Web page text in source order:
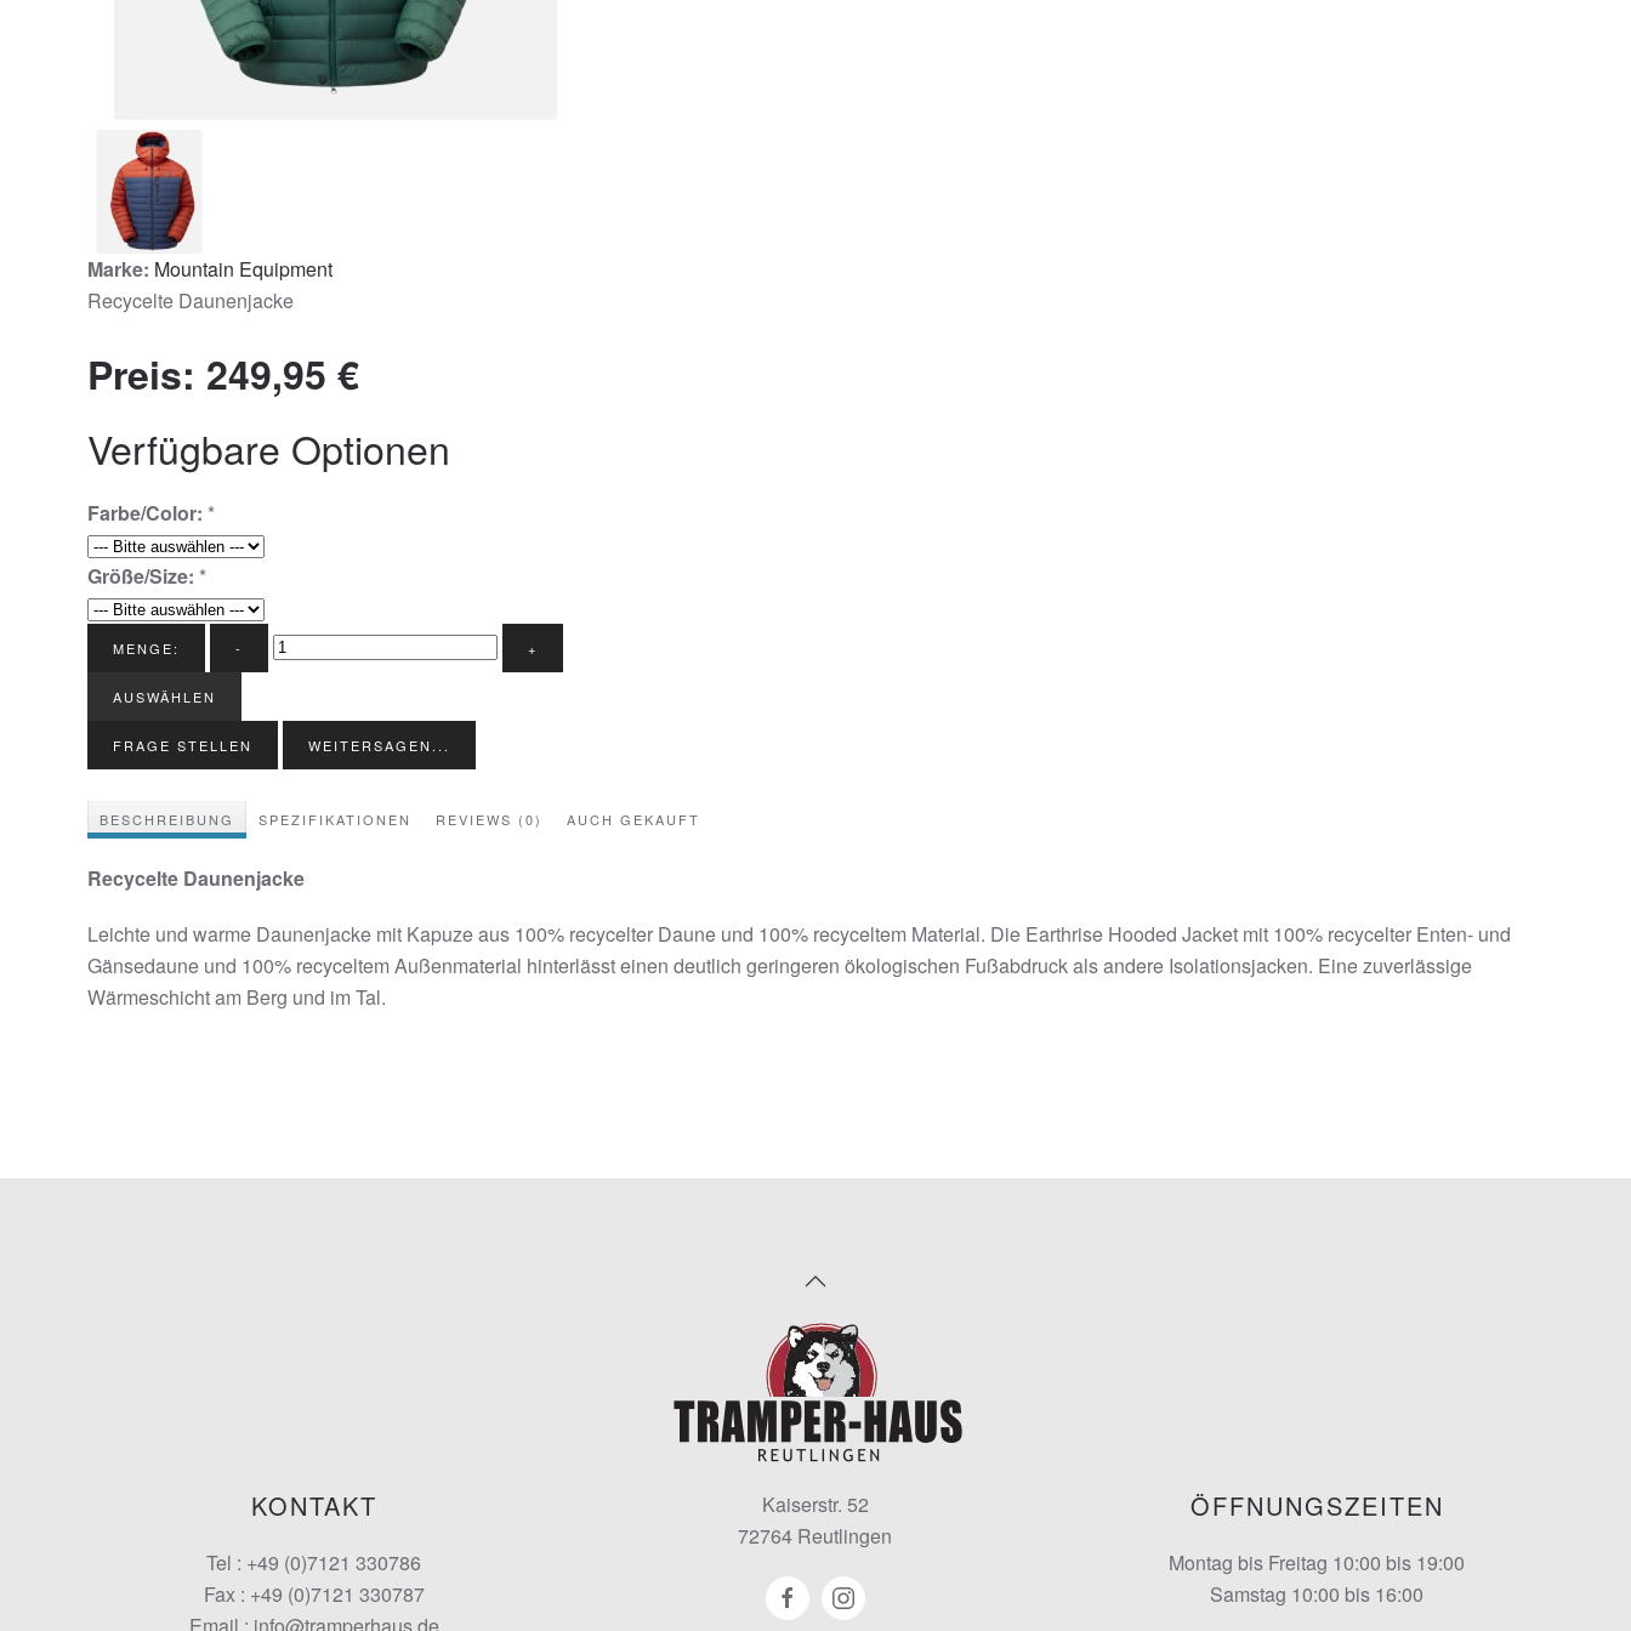
Marke: Mountain Equipment
Recycelte Daunenjacke
Preis: 249,95 €
Verfügbare Optionen
Farbe/Color: *
Größe/Size: *
MENGE: - +
AUSWÄHLEN
FRAGE STELLEN WEITERSAGEN...
BESCHREIBUNG SPEZIFIKATIONEN REVIEWS (0) AUCH GEKAUFT
Recycelte Daunenjacke
Leichte und warme Daunenjacke mit Kapuze aus 100% recycelter Daune und 100% recyceltem Material. Die Earthrise Hooded Jacket mit 100% recycelter Enten- und
Gänsedaune und 100% recyceltem Außenmaterial hinterlässt einen deutlich geringeren ökologischen Fußabdruck als andere Isolationsjacken. Eine zuverlässige
Wärmeschicht am Berg und im Tal.
KONTAKT
Tel : +49 (0)7121 330786
Fax : +49 (0)7121 330787
Kaiserstr. 52
72764 Reutlingen
ÖFFNUNGSZEITEN
Montag bis Freitag 10:00 bis 19:00
Samstag 10:00 bis 16:00